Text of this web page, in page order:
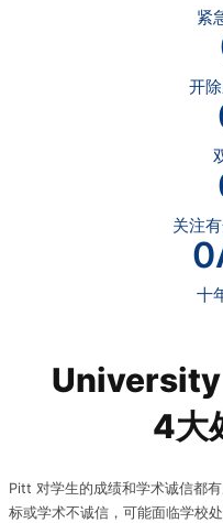
紧
开
关注
0
十
4大
Pitt 对学生的成绩和学术诚信都
标或学术不诚信，可能面临学校